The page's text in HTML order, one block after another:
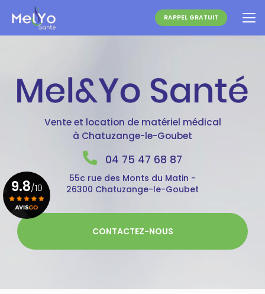
contenu
principal
RAPPEL GRATUIT
Vente et location de matériel médical
à Chatuzange-le-Goubet
04 75 47 68 87
55c rue des Monts du Matin -
26300 Chatuzange-le-Goubet
CONTACTEZ-NOUS
9.8/10
Voir le certificat